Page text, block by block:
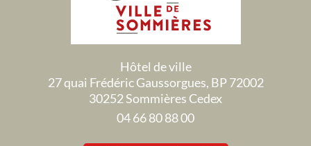
Hôtel de ville
27 quai Frédéric Gaussorgues, BP 72002
30252 Sommières Cedex
04 66 80 88 00